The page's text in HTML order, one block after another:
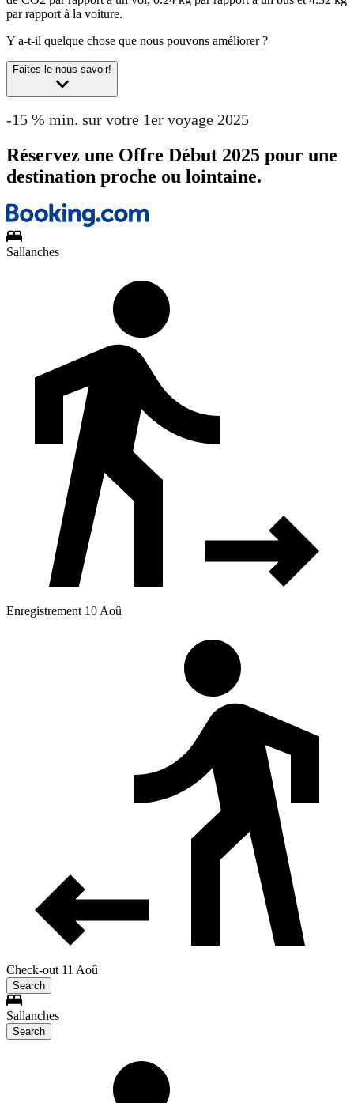
par rapport à la voiture.
Y a-t-il quelque chose que nous pouvons améliorer ?
Faites le nous savoir!
-15 % min. sur votre 1er voyage 2025
Réservez une Offre Début 2025 pour une
destination proche ou lointaine.
Sallanches
Enregistrement 10 Aoû
Check-out 11 Aoû
Search
Sallanches
Search